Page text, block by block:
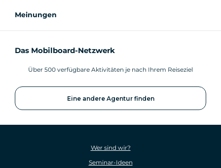
Meinungen
Das Mobilboard-Netzwerk
Über 500 verfügbare Aktivitäten je nach Ihrem Reiseziel
Eine andere Agentur finden
Wer sind wir?
Seminar-Ideen